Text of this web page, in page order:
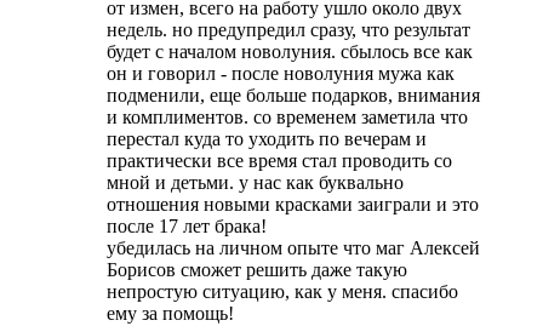
от измен, всего на работу ушло около двух
недель. но предупредил сразу, что результат
будет с началом новолуния. сбылось все как
он и говорил - после новолуния мужа как
подменили, еще больше подарков, внимания
и комплиментов. со временем заметила что
перестал куда то уходить по вечерам и
практически все время стал проводить со
мной и детьми. у нас как буквально
отношения новыми красками заиграли и это
после 17 лет брака!
убедилась на личном опыте что маг Алексей
Борисов сможет решить даже такую
непростую ситуацию, как у меня. спасибо
ему за помощь!